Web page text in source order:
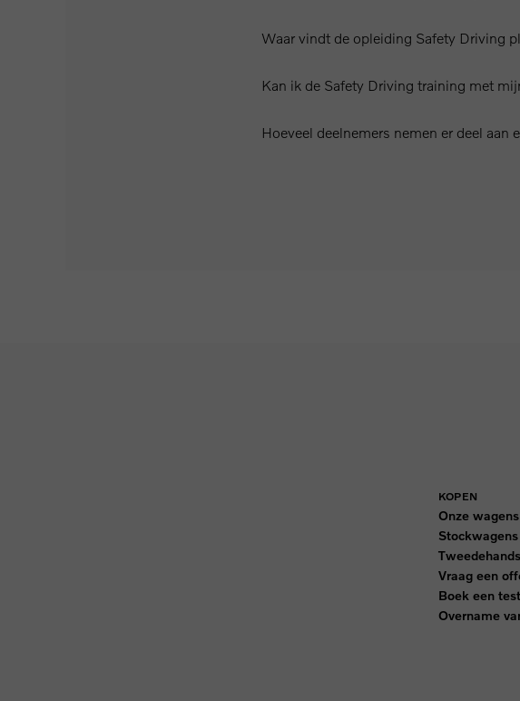
Waar vindt de opleiding Safety Driving
Kan ik de Safety Driving training met
Hoeveel deelnemers nemen er deel
KOPEN
Onze wagens
Stockwagens
Tweedehands
Vraag een
Boek een
Overname